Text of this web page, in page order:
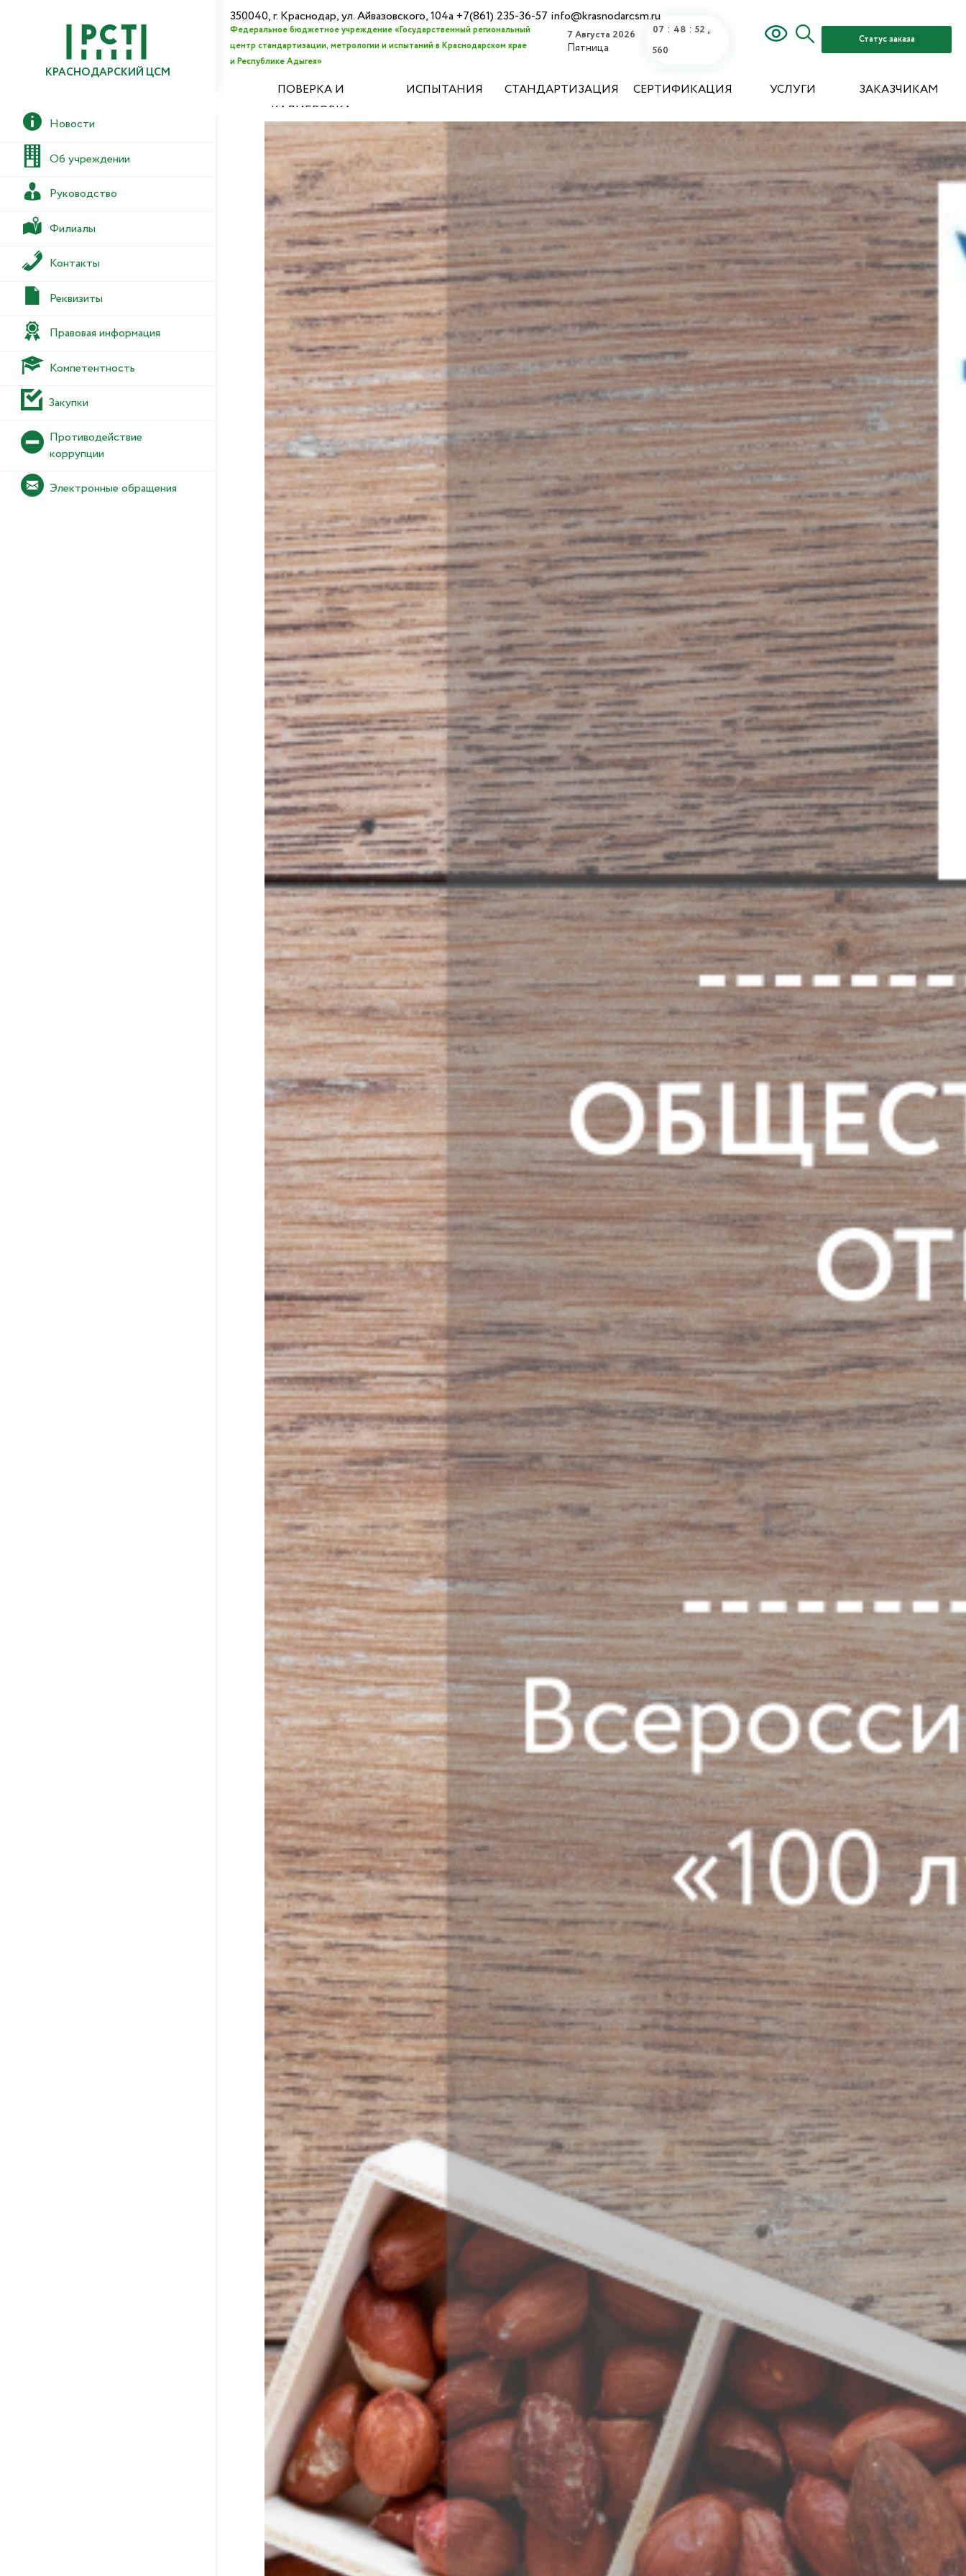
КРАСНОДАРСКИЙ ЦСМ
Федеральное бюджетное учреждение «Государственный региональный
центр стандартизации, метрологии и испытаний в Краснодарском крае
и Республике Адыгея»
350040, г. Краснодар, ул. Айвазовского, 104а +7(861) 235-36-57 info@krasnodarcsm.ru
7 Августа 2026
Пятница
07 : 48: 55,
809
Статус заказа
ПОВЕРКА И
КАЛИБРОВКА
ИСПЫТАНИЯ СТАНДАРТИЗАЦИЯ СЕРТИФИКАЦИЯ УСЛУГИ ЗАКАЗЧИКАМ
Новости
Об учреждении
Руководство
Филиалы
Контакты
Реквизиты
Правовая информация
Компетентность
Закупки
Противодействие
коррупции
Электронные обращения